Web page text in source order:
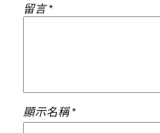
留言*
顯示名稱*